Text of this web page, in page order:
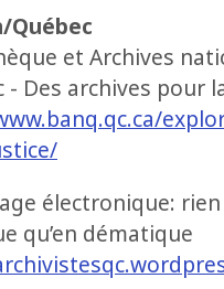
Québec
et Archives
- Des archives pour
électronique:
qu’en dématique